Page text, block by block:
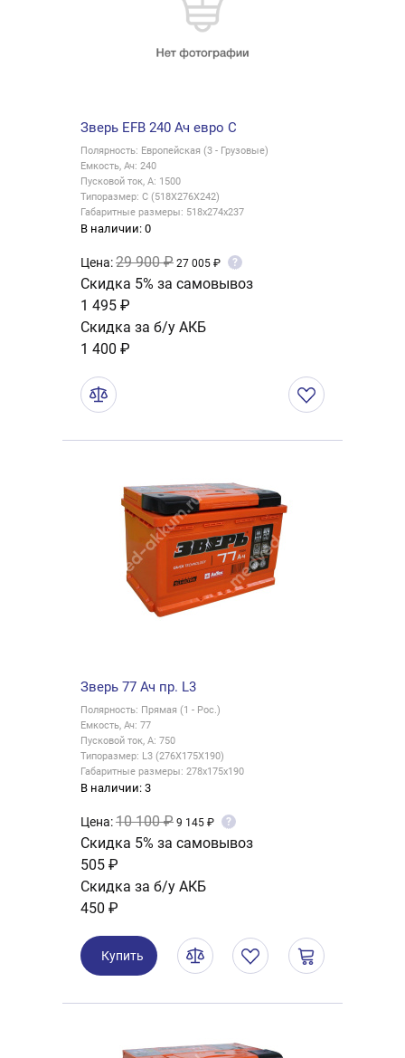
Зверь EFB 240 Ач евро C
Полярность: Европейская (3 - Грузовые)
Емкость, Ач: 240
Пусковой ток, А: 1500
Типоразмер: C (518X276X242)
Габаритные размеры: 518x274x237
В наличии: 0
Цена:29 900 ₽ 27 005 ₽ ?
Скидка 5% за самовывоз
1 495 ₽
Скидка за б/у АКБ
1 400 ₽
Зверь 77 Ач пр. L3
Полярность: Прямая (1 - Рос.)
Емкость, Ач: 77
Пусковой ток, А: 750
Типоразмер: L3 (276X175X190)
Габаритные размеры: 278x175x190
В наличии: 3
Цена:10 100 ₽ 9 145 ₽ ?
Скидка 5% за самовывоз
505 ₽
Скидка за б/у АКБ
450 ₽
Купить